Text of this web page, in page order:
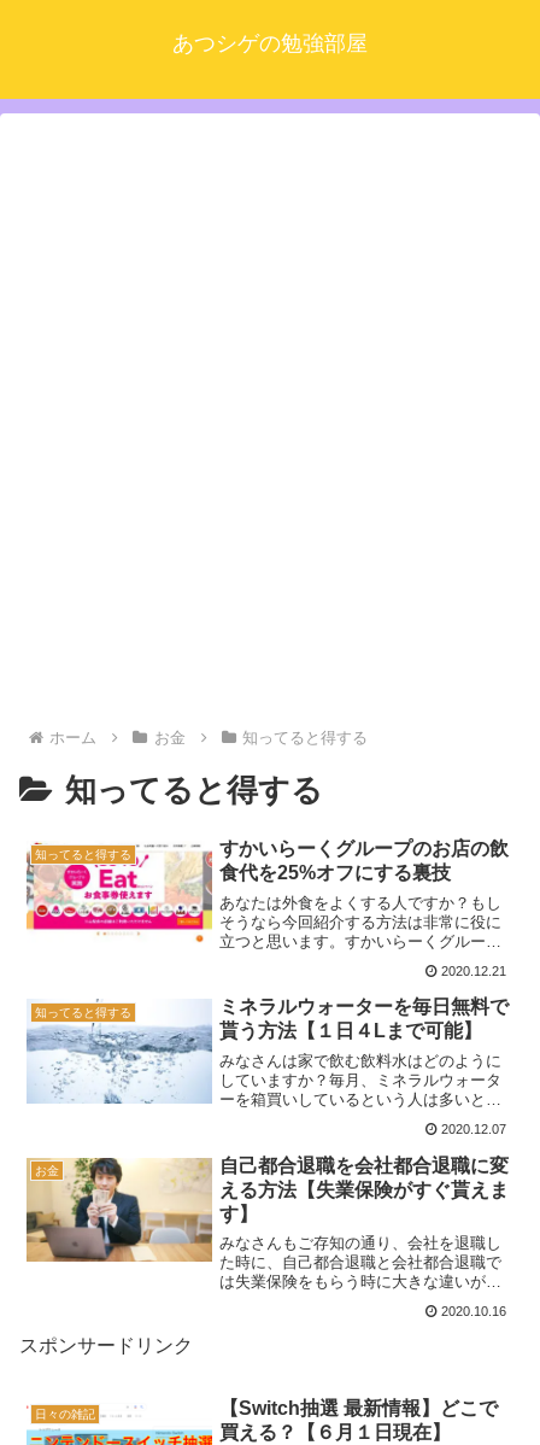
あつシゲの勉強部屋
ホーム お金 知ってると得する
知ってると得する
知ってると得する
すかいらーくグループのお店の飲
食代を25%オフにする裏技
あなたは外食をよくする人ですか？もし
そうなら今回紹介する方法は非常に役に
立つと思います。すかいらーくグループ
引きしてもらえる方法です。25%オフは
けっこう大きな値引きですね。家族で利
用した時など大人数の...
2020.12.21
知ってると得する
ミネラルウォーターを毎日無料で
貰う方法【１日４Lまで可能】
みなさんは家で飲む飲料水はどのように
していますか？毎月、ミネラルウォータ
ーを箱買いしているという人は多いと思
が、最近になってこのミネラルウォータ
ーをタダで貰う方法があるのを発見しま
したので紹介します。ミネラ...
2020.12.07
お金
自己都合退職を会社都合退職に変
える方法【失業保険がすぐ貰えま
す】
みなさんもご存知の通り、会社を退職し
た時に、自己都合退職と会社都合退職で
は失業保険をもらう時に大きな違いがあ
りますね。自己都合だと７日間の待機期
間の後、さらに３ヶ月待たされてやっと
2020.10.16
スポンサードリンク
日々の雑記
【Switch抽選 最新情報】どこで
買える？【６月１日現在】